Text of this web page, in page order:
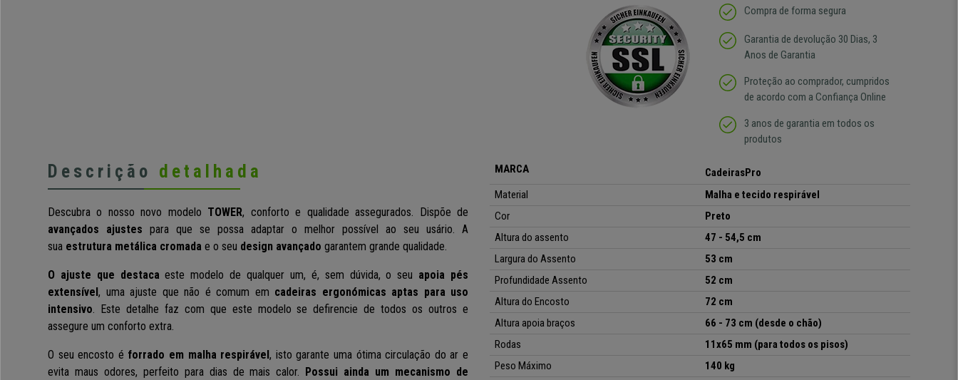
Compra de forma segura
Garantia de devolução 30 Dias, 3
Anos de Garantia
Proteção ao comprador, cumpridos
de acordo com a Confiança Online
3 anos de garantia em todos os
produtos
Descrição detalhada
Descubra o nosso novo modelo TOWER, conforto e qualidade assegurados. Dispõe de
avançados ajustes para que se possa adaptar o melhor possível ao seu usário. A
sua estrutura metálica cromada e o seu design avançado garantem grande qualidade.
O ajuste que destaca este modelo de qualquer um, é, sem dúvida, o seu apoia pés
extensível, uma ajuste que não é comum em cadeiras ergonómicas aptas para uso
intensivo. Este detalhe faz com que este modelo se defirencie de todos os outros e
assegure um conforto extra.
O seu encosto é forrado em malha respirável, isto garante uma ótima circulação do ar e
evita maus odores, perfeito para dias de mais calor. Possui ainda um mecanismo de
MARCA
CadeirasPro
Material
Malha e tecido respirável
Cor
Preto
Altura do assento
47 - 54,5 cm
Largura do Assento
53 cm
Profundidade Assento
52 cm
Altura do Encosto
72 cm
Altura apoia braços
66 - 73 cm (desde o chão)
Rodas
11x65 mm (para todos os pisos)
Peso Máximo
140 kg